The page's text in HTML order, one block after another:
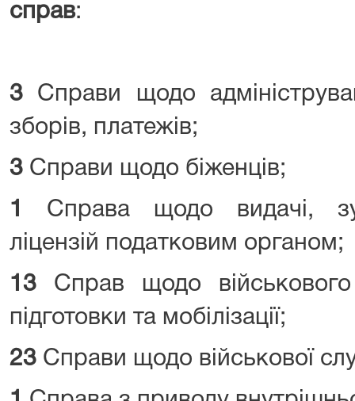
справ:
3 Справи щодо
зборів, платежів;
3 Справи щодо біженців;
1
Справа щодо видачі,
ліцензій податковим органом;
13 Справ щодо військового
підготовки та мобілізації;
23 Справи щодо військової